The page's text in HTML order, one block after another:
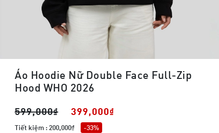
Áo Hoodie Nữ Double Face Full-Zip
Hood WHO 2026
599,000₫ 399,000₫
Tiết kiệm : 200,000₫ -33%